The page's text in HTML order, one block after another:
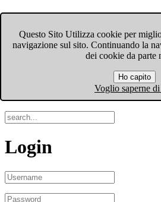
Questo Sito Utilizza cookie per
navigazione sul sito. Continuando la
dei cookie da parte
Ho capito
Voglio saperne
Menu
Login